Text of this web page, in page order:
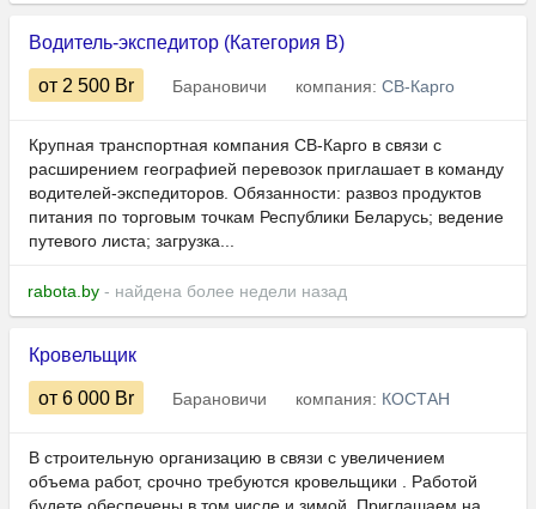
Водитель-экспедитор (Категория В)
от 2 500 Br Барановичи компания: СВ-Карго
Крупная транспортная компания СВ-Карго в связи с
расширением географией перевозок приглашает в команду
водителей-экспедиторов. Обязанности: развоз продуктов
питания по торговым точкам Республики Беларусь; ведение
путевого листа; загрузка...
rabota.by - найдена более недели назад
Кровельщик
от 6 000 Br Барановичи компания: КОСТАН
В строительную организацию в связи с увеличением
объема работ, срочно требуются кровельщики . Работой